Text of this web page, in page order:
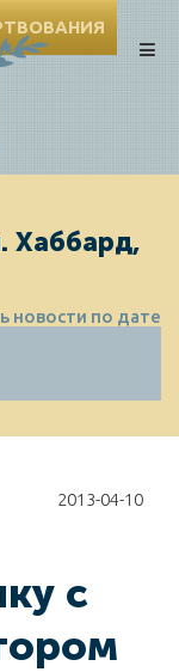
Хаббард,
новости по дате
2013-04-10
с